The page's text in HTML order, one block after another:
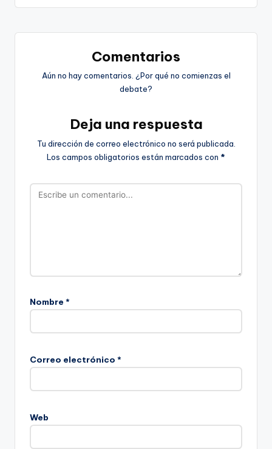
Comentarios
Aún no hay comentarios. ¿Por qué no comienzas el
debate?
Deja una respuesta
Tu dirección de correo electrónico no será publicada.
Los campos obligatorios están marcados con *
Nombre *
Correo electrónico *
Web